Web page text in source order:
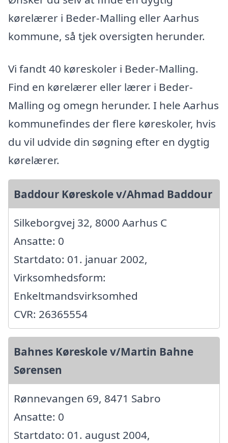
kørelærer i Beder-Malling eller Aarhus
kommune, så tjek oversigten herunder.
Vi fandt 40 køreskoler i Beder-Malling.
Find en kørelærer eller lærer i Beder-
Malling og omegn herunder. I hele Aarhus
kommunefindes der flere køreskoler, hvis
du vil udvide din søgning efter en dygtig
kørelærer.
Baddour Køreskole v/Ahmad Baddour
Silkeborgvej 32, 8000 Aarhus C
Ansatte: 0
Startdato: 01. januar 2002,
Virksomhedsform:
Enkeltmandsvirksomhed
CVR: 26365554
Bahnes Køreskole v/Martin Bahne
Sørensen
Rønnevangen 69, 8471 Sabro
Ansatte: 0
Startdato: 01. august 2004,